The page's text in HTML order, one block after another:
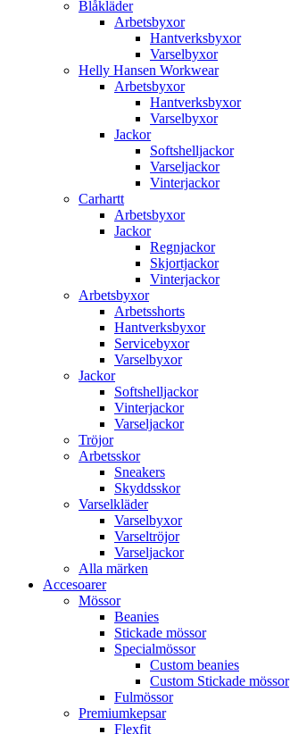
Blåkläder
Arbetsbyxor
Hantverksbyxor
Varselbyxor
Helly Hansen Workwear
Arbetsbyxor
Hantverksbyxor
Varselbyxor
Jackor
Softshelljackor
Varseljackor
Vinterjackor
Carhartt
Arbetsbyxor
Jackor
Regnjackor
Skjortjackor
Vinterjackor
Arbetsbyxor
Arbetsshorts
Hantverksbyxor
Servicebyxor
Varselbyxor
Jackor
Softshelljackor
Vinterjackor
Varseljackor
Tröjor
Arbetsskor
Sneakers
Skyddsskor
Varselkläder
Varselbyxor
Varseltröjor
Varseljackor
Alla märken
Accesoarer
Mössor
Beanies
Stickade mössor
Specialmössor
Custom beanies
Custom Stickade mössor
Fulmössor
Premiumkepsar
Flexfit